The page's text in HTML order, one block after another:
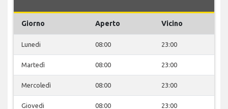
Giorno Aperto Vicino
Lunedi 08:00 23:00
Martedì 08:00 23:00
Mercoledì 08:00 23:00
Giovedi 08:00 23:00